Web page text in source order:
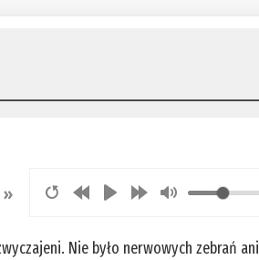
Nie było nerwowych zebrań ani